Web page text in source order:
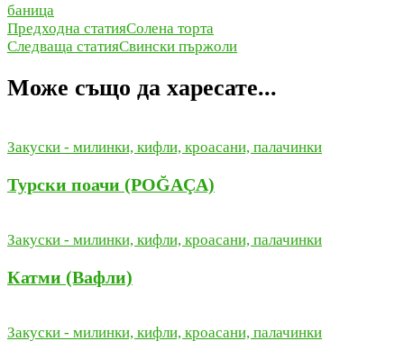
баница
Навигация
в
публикацията
Предходна статияСолена торта
Следваща статияСвински пържоли
Може също да харесате...
Закуски - милинки, кифли, кроасани, палачинки
Турски поачи (POĞAÇA)
Закуски - милинки, кифли, кроасани, палачинки
Катми (Вафли)
Закуски - милинки, кифли, кроасани, палачинки